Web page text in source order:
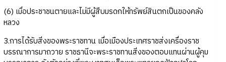
(6) เมื่อประชาชนตายและไม่มีผู้สืบมรดกให้ทรัพย์สินตกเป็นของคลัง
หลวง
3.การได้รับสิ่งของพระราชทาน เมื่อเมืองประเทศราชส่งเครื่องราช
บรรณาการมาถวาย ราชธานีจะพระราชทานสิ่งของตอบแทนผ่านผู้คุม